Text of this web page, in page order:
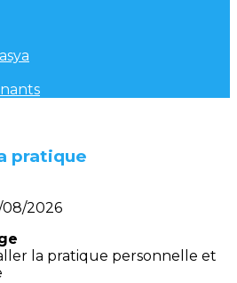
pratique
08/2026
la pratique personnelle et